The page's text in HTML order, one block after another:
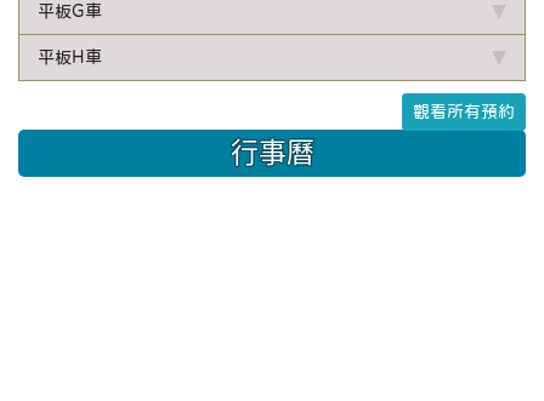
平板G車
平板H車
觀看所有預約
行事曆